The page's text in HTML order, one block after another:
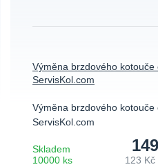
Výměna brzdového kotouče
ServisKol.com
Výměna brzdového kotouče
ServisKol.com
123 Kč
Skladem
10000 ks